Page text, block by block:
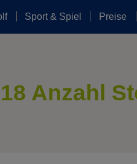
Sport & Spiel Preise
Anzahl